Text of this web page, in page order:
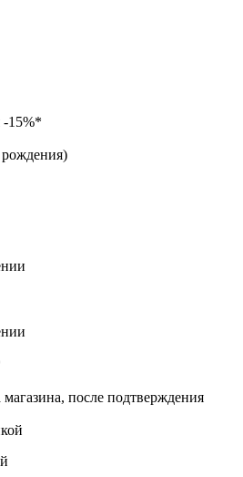
-15%*
после подтверждения